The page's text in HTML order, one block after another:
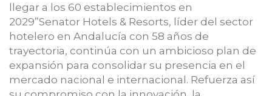
llegar a los 60 establecimientos en
2029”Senator Hotels & Resorts, líder del sector
hotelero en Andalucía con 58 años de
trayectoria, continúa con un ambicioso plan de
expansión para consolidar su presencia en el
mercado nacional e internacional. Refuerza así